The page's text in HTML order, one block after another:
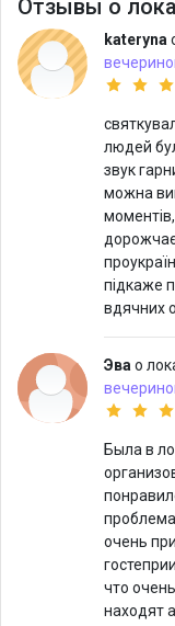
Отзывы о
kateryna
людей
звук
можна
дорожчає
підкаже
вдячних
Эва о
Была в
очень
что
находят